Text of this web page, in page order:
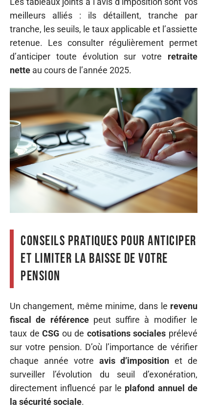
meilleurs alliés : ils détaillent, tranche par
tranche, les seuils, le taux applicable et l’assiette
retenue. Les consulter régulièrement permet
d’anticiper toute évolution sur votre retraite
nette au cours de l’année 2025.
Conseils pratiques pour anticiper
et limiter la baisse de votre
pension
Un changement, même minime, dans le revenu
fiscal de référencepeut suffire à modifier le
taux deCSG ou de cotisations sociales prélevé
sur votre pension. D’où l’importance de vérifier
chaque année votre avis d’imposition et de
surveiller l’évolution du seuil d’exonération,
directement influencé par le plafond annuel de
la sécurité sociale.